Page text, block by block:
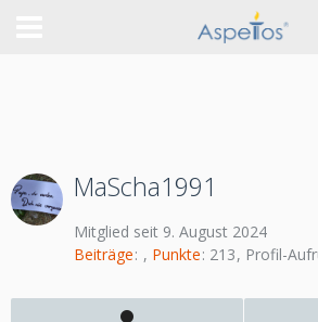
MaScha1991
Mitglied seit 9. August 2024
Beiträge
Punkte 213 Profil-